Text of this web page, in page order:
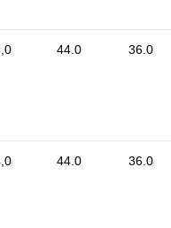
44.0 36.0
44.0 36.0